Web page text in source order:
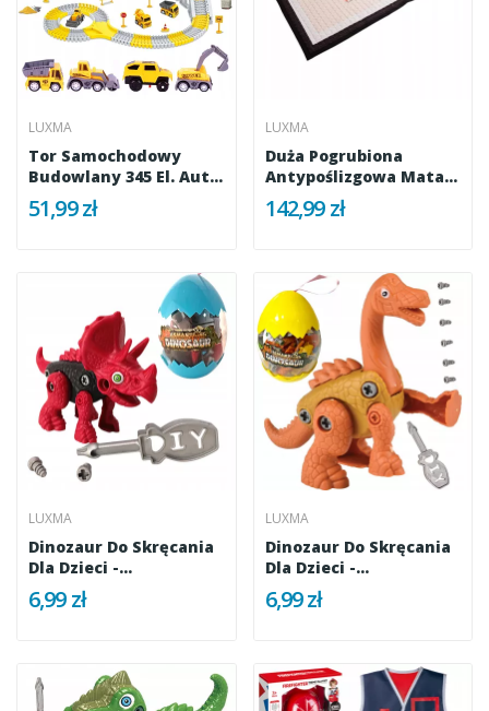
LUXMA
Tor Samochodowy
Budowlany 345 El. Auta
Plac...
51,99 zł
LUXMA
Duża Pogrubiona
Antypoślizgowa Mata
Do...
142,99 zł
LUXMA
Dinozaur Do Skręcania
Dla Dzieci -
Kreatywna...
6,99 zł
LUXMA
Dinozaur Do Skręcania
Dla Dzieci -
Kreatywna...
6,99 zł